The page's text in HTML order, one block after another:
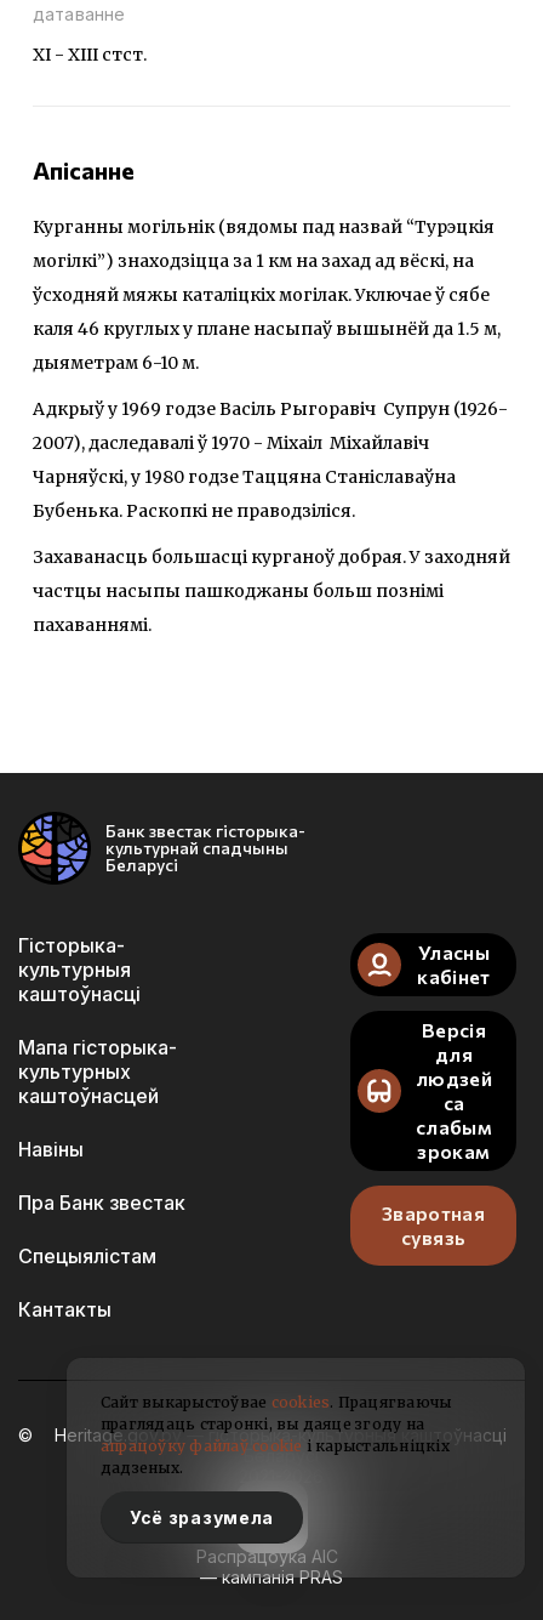
датаванне
ХI - XIII стст.
Апісанне
Курганны могільнік (вядомы пад назвай “Турэцкія
могілкі”) знаходзіцца за 1 км на захад ад вёскі, на
ўсходняй мяжы каталіцкіх могілак. Уключае ў сябе
каля 46 круглых у плане насыпаў вышынёй да 1.5 м,
дыяметрам 6-10 м.
Адкрыў у 1969 годзе Васіль Рыгоравіч Супрун (1926-
2007), даследавалі ў 1970 - Міхаіл Міхайлавіч
Чарняўскі, у 1980 годзе Таццяна Станіславаўна
Бубенька. Раскопкі не праводзіліся.
Захаванасць большасці курганоў добрая. У заходняй
частцы насыпы пашкоджаны больш познімі
пахаваннямі.
Банк звестак гісторыка-
культурнай спадчыны
Беларусі
Гісторыка-
культурныя
каштоўнасці
Мапа гісторыка-
культурных
каштоўнасцей
Навіны
Пра Банк звестак
Спецыялістам
Кантакты
Уласны
кабінет
Версія
для
людзей
са
слабым
зрокам
Зваротная
сувязь
Heritage.gov.by — гісторыка-культурныя каштоўнасці
Беларусі
Распрацоўка АІС
— кампанія PRAS
Сайт выкарыстоўвае cookies. Працягваючы
праглядаць старонкі, вы даяце згоду на
апрацоўку файлаў cookie і карыстальніцкіх
дадзеных.
Усё зразумела